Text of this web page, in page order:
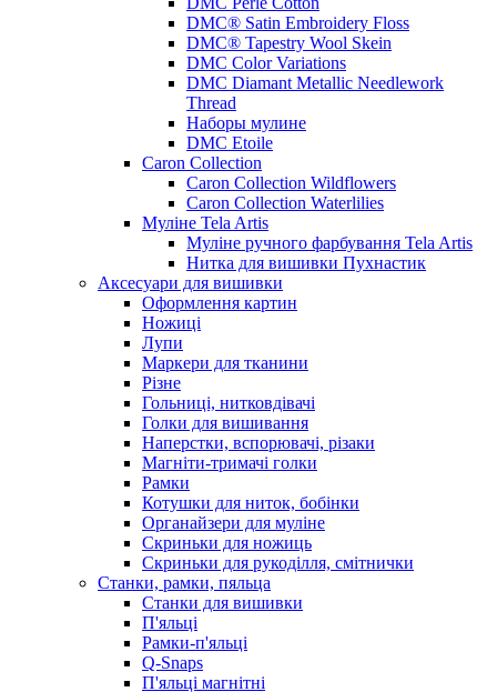
DMC® Satin Embroidery Floss
DMC® Tapestry Wool Skein
DMC Color Variations
DMC Diamant Metallic Needlework
Thread
Наборы мулине
DMC Etoile
Caron Collection
Caron Collection Wildflowers
Caron Collection Waterlilies
Муліне Tela Artis
Муліне ручного фарбування Tela Artis
Нитка для вишивки Пухнастик
Аксесуари для вишивки
Оформлення картин
Ножиці
Лупи
Маркери для тканини
Різне
Гольниці, нитковдівачі
Голки для вишивання
Наперстки, вспорювачі, різаки
Магніти-тримачі голки
Рамки
Котушки для ниток, бобінки
Органайзери для муліне
Скриньки для ножиць
Скриньки для рукоділля, смітнички
Станки, рамки, пяльца
Станки для вишивки
П'яльці
Рамки-п'яльці
Q-Snaps
П'яльці магнітні